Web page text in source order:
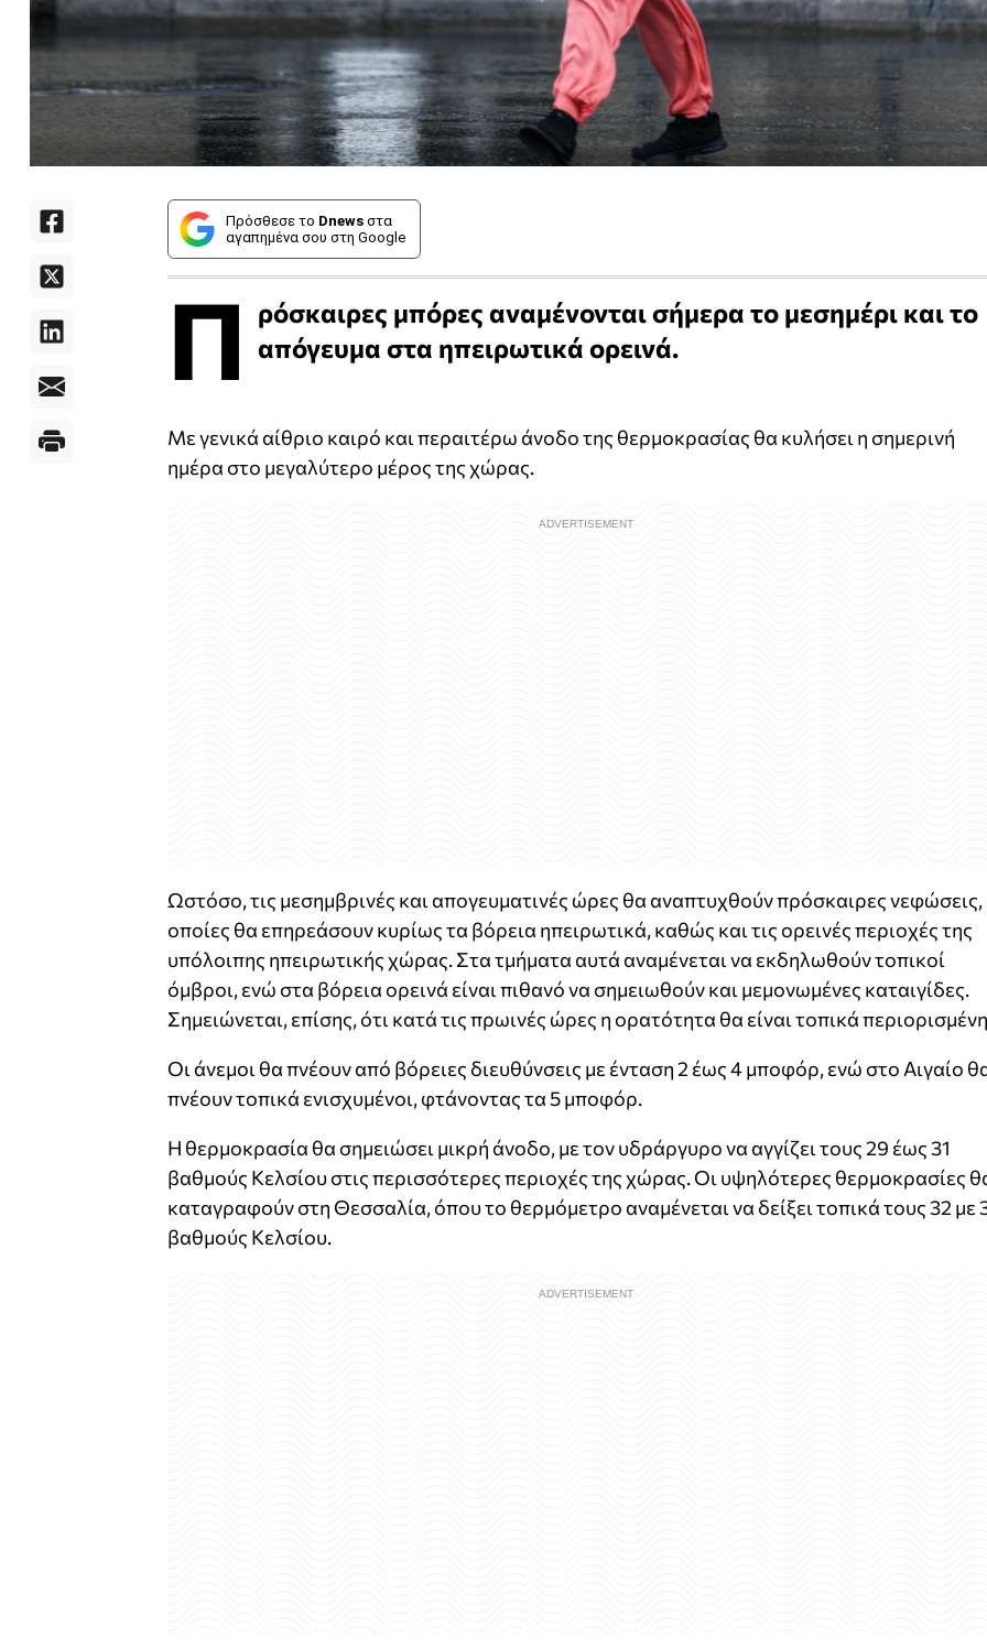
Πρόσθεσε το Dnews στα
αγαπημένα σου στη Google
Π
ρόσκαιρες μπόρες αναμένονται σήμερα το μεσημέρι και το
απόγευμα στα ηπειρωτικά ορεινά.
Με γενικά αίθριο καιρό και περαιτέρω άνοδο της θερμοκρασίας θα κυλήσει η σημερινή
ημέρα στο μεγαλύτερο μέρος της χώρας.
Ωστόσο, τις μεσημβρινές και απογευματινές ώρες θα αναπτυχθούν πρόσκαιρες νεφώσεις,
οποίες θα επηρεάσουν κυρίως τα βόρεια ηπειρωτικά, καθώς και τις ορεινές περιοχές της
υπόλοιπης ηπειρωτικής χώρας. Στα τμήματα αυτά αναμένεται να εκδηλωθούν τοπικοί
όμβροι, ενώ στα βόρεια ορεινά είναι πιθανό να σημειωθούν και μεμονωμένες καταιγίδες.
Σημειώνεται, επίσης, ότι κατά τις πρωινές ώρες η ορατότητα θα είναι τοπικά
Οι άνεμοι θα πνέουν από βόρειες διευθύνσεις με ένταση 2 έως 4 μποφόρ, ενώ στο Αιγαίο
πνέουν τοπικά ενισχυμένοι, φτάνοντας τα 5 μποφόρ.
Η θερμοκρασία θα σημειώσει μικρή άνοδο, με τον υδράργυρο να αγγίζει τους 29 έως 31
βαθμούς Κελσίου στις περισσότερες περιοχές της χώρας. Οι υψηλότερες θερμοκρασίες
καταγραφούν στη Θεσσαλία, όπου το θερμόμετρο αναμένεται να δείξει τοπικά τους 32 με
βαθμούς Κελσίου.